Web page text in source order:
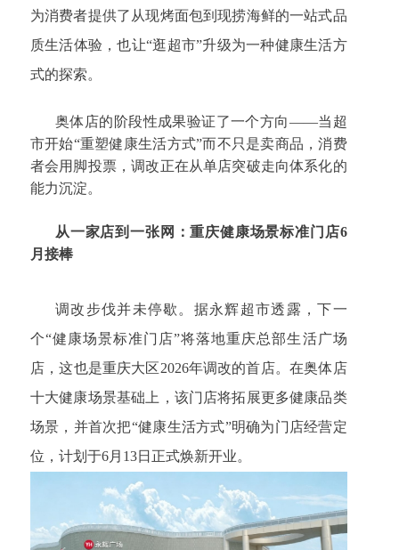
为消费者提供了从现烤面包到现捞海鲜的一站式品
质生活体验，也让“逛超市”升级为一种健康生活方
式的探索。
奥体店的阶段性成果验证了一个方向——当超
市开始“重塑健康生活方式”而不只是卖商品，消费
者会用脚投票，调改正在从单店突破走向体系化的
能力沉淀。
从一家店到一张网：重庆健康场景标准门店6
月接棒
调改步伐并未停歇。据永辉超市透露，下一
个“健康场景标准门店”将落地重庆总部生活广场
店，这也是重庆大区2026年调改的首店。在奥体店
十大健康场景基础上，该门店将拓展更多健康品类
场景，并首次把“健康生活方式”明确为门店经营定
位，计划于6月13日正式焕新开业。